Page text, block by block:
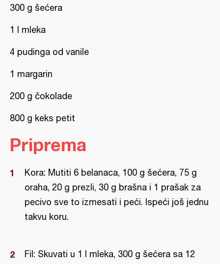
300 g šećera
1 l mleka
4 pudinga od vanile
1 margarin
200 g čokolade
800 g keks petit
Priprema
Kora: Mutiti 6 belanaca, 100 g šećera, 75 g
oraha, 20 g prezli, 30 g brašna i 1 prašak za
pecivo sve to izmesati i peći. Ispeći još jednu
takvu koru.
Fil: Skuvati u 1 l mleka, 300 g šećera sa 12